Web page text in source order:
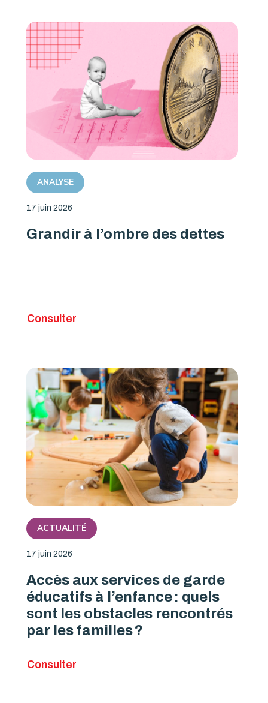
ANALYSE
17 juin 2026
Grandir à l’ombre des dettes
Consulter
ACTUALITÉ
17 juin 2026
Accès aux services de garde
éducatifs à l’enfance : quels
sont les obstacles rencontrés
par les familles ?
Consulter